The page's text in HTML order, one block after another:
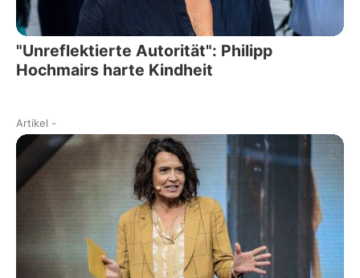
"Unreflektierte Autorität": Philipp
Hochmairs harte Kindheit
Artikel -